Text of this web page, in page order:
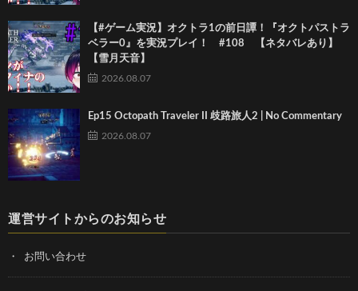
【#ゲーム実況】オクトラ1の前日譚！『オクトパストラ
ベラー0』を実況プレイ！ #108 【ネタバレあり】
【雪月天音】
2026.08.07
Ep15 Octopath Traveler II 歧路旅人2 | No Commentary
2026.08.07
運営サイトからのお知らせ
お問い合わせ